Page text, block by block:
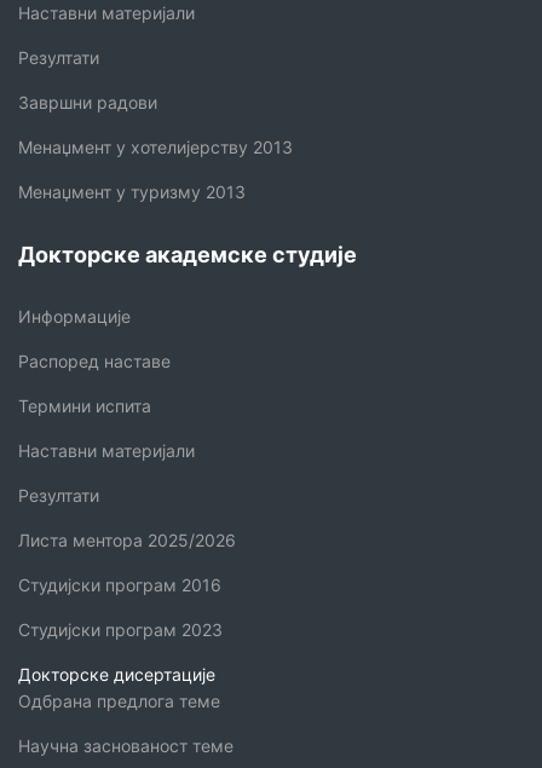
Наставни материјали
Резултати
Завршни радови
Менаџмент у хотелијерству 2013
Менаџмент у туризму 2013
Докторске академске студије
Информације
Распоред наставе
Термини испита
Наставни материјали
Резултати
Листа ментора 2025/2026
Студијски програм 2016
Студијски програм 2023
Докторске дисертације
Одбрана предлога теме
Научна заснованост теме